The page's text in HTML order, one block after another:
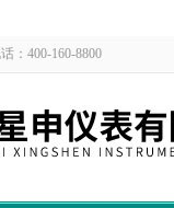
：400-160-8800